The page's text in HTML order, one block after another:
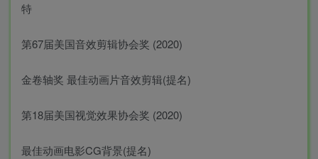
特
第67届美国音效剪辑协会奖 (2020)
金卷轴奖 最佳动画片音效剪辑(提名)
第18届美国视觉效果协会奖 (2020)
最佳动画电影CG背景(提名)